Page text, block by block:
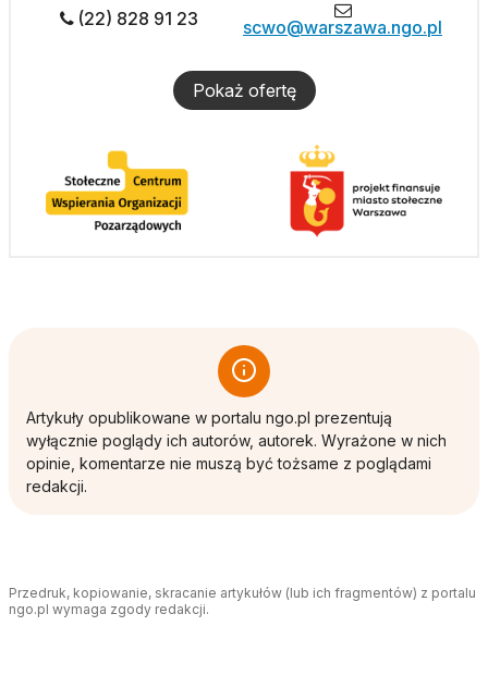
(22) 828 91 23 scwo@warszawa.ngo.pl
Pokaż ofertę
Artykuły opublikowane w portalu ngo.pl prezentują
wyłącznie poglądy ich autorów, autorek. Wyrażone w nich
opinie, komentarze nie muszą być tożsame z poglądami
redakcji.
Przedruk, kopiowanie, skracanie artykułów (lub ich fragmentów) z portalu
ngo.pl wymaga zgody redakcji.